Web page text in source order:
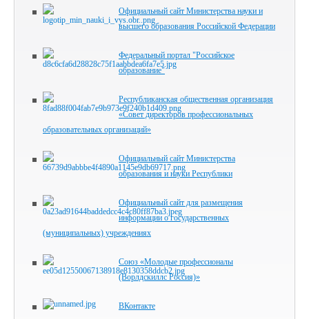
Официальный сайт Министерства науки и
высшего образования Российской Федерации
Федеральный портал "Российское
образование"
Республиканская общественная организация
«Совет директоров профессиональных
образовательных организаций»
Официальный сайт Министерства
образования и науки Республики
Официальный сайт для размещения
информации о государственных
(муниципальных) учреждениях
Союз «Молодые профессионалы
(Ворлдскиллс Россия)»
ВКонтакте